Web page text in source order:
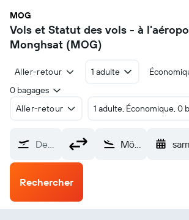
MOG
Vols et Statut des vols - à
Monghsat (MOG)
Aller-retour 1 adulte
0 bagages
Aller-retour
1 adulte, Économique, 0
De… Möng Hsat Aéroport de Monghsat (MOG)
Rechercher